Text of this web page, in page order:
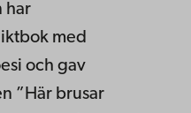
har
med
och gav
”Här brusar